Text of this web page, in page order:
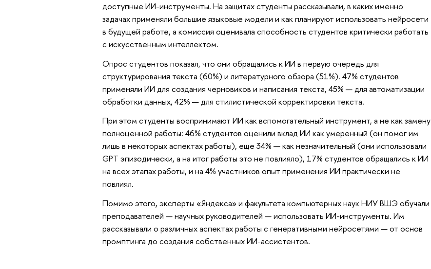
доступные ИИ-инструменты. На защитах студенты рассказывали, в каких именно
задачах применяли большие языковые модели и как планируют использовать нейросети
в будущей работе, а комиссия оценивала способность студентов критически работать
с искусственным интеллектом.
Опрос студентов показал, что они обращались к ИИ в первую очередь для
структурирования текста (60%) и литературного обзора (51%). 47% студентов
применяли ИИ для создания черновиков и написания текста, 45% — для автоматизации
обработки данных, 42% — для стилистической корректировки текста.
При этом студенты воспринимают ИИ как вспомогательный инструмент, а не как замену
полноценной работы: 46% студентов оценили вклад ИИ как умеренный (он помог им
лишь в некоторых аспектах работы), еще 34% — как незначительный (они использовали
GPT эпизодически, а на итог работы это не повлияло), 17% студентов обращались к ИИ
на всех этапах работы, и на 4% участников опыт применения ИИ практически не
повлиял.
Помимо этого, эксперты «Яндекса» и факультета компьютерных наук НИУ ВШЭ обучали
преподавателей — научных руководителей — использовать ИИ-инструменты. Им
рассказывали о различных аспектах работы с генеративными нейросетями — от основ
промптинга до создания собственных ИИ-ассистентов.